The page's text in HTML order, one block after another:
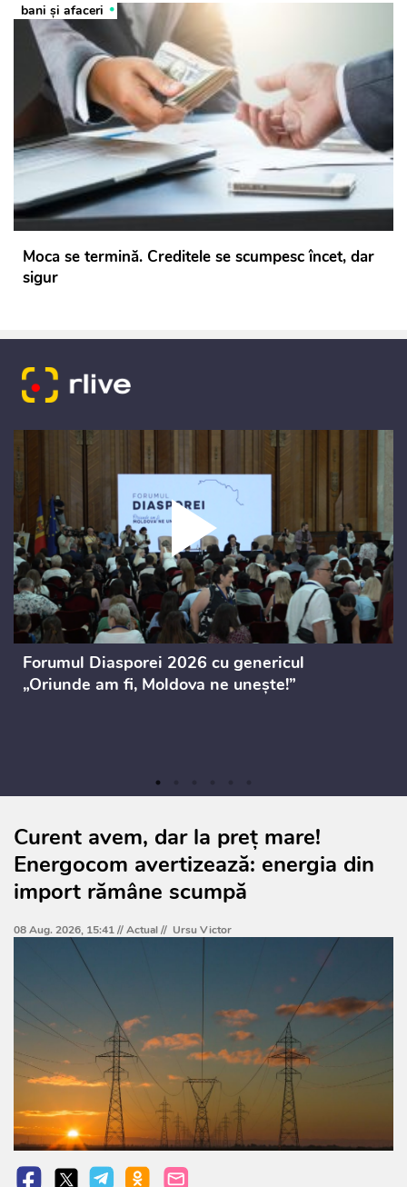
bani și afaceri
Moca se termină. Creditele se scumpesc încet, dar
sigur
Forumul Diasporei 2026 cu genericul
„Oriunde am fi, Moldova ne unește!”
Curent avem, dar la preț mare!
Energocom avertizează: energia din
import rămâne scumpă
08 Aug. 2026, 15:41 //Actual// Ursu Victor